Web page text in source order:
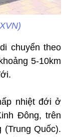
chuyển theo
5-10km
nhiệt đới ở
Đông, trên
Quốc).